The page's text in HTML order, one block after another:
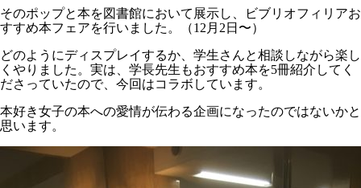
そのポップと本を図書館において展示し、ビブリオフィリアお
すすめ本フェアを行いました。（12月2日〜）
どのようにディスプレイするか、学生さんと相談しながら楽し
くやりました。実は、学長先生もおすすめ本を5冊紹介してく
ださっていたので、今回はコラボしています。
本好き女子の本への愛情が伝わる企画になったのではないかと
思います。